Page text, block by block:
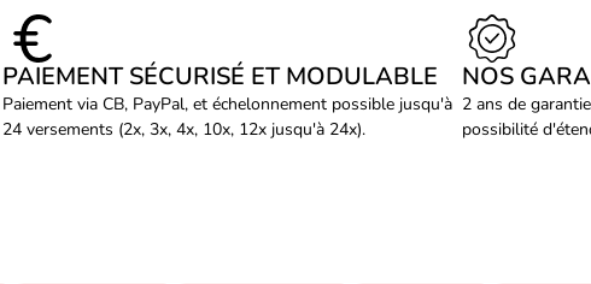
PAIEMENT SÉCURISÉ ET MODULABLE
Paiement via CB, PayPal, et échelonnement possible jusqu'à
24 versements (2x, 3x, 4x, 10x, 12x jusqu'à 24x).
NOS
2 ans de
possibilité